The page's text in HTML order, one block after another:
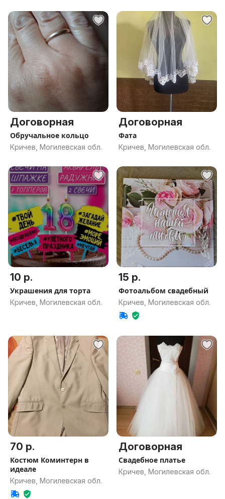
Договорная
Обручальное кольцо
Кричев, Могилевская обл.
Договорная
Фата
Кричев, Могилевская обл.
10 р.
Украшения для торта
Кричев, Могилевская обл.
15 р.
Фотоальбом свадебный
Кричев, Могилевская обл.
70 р.
Костюм Коминтерн в
идеале
Кричев, Могилевская обл.
Договорная
Свадебное платье
Кричев, Могилевская обл.